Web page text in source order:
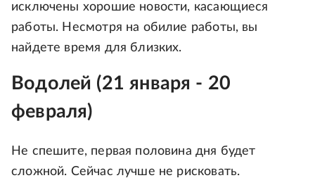
исключены хорошие новости, касающиеся
работы. Несмотря на обилие работы, вы
найдете время для близких.
Водолей (21 января - 20
февраля)
Не спешите, первая половина дня будет
сложной. Сейчас лучше не рисковать.